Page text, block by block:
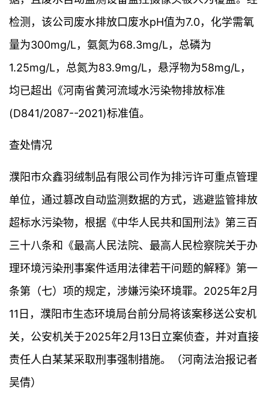
检测，该公司废水排放口废水pH值为7.0，化学需氧
量为300mg/L，氨氮为68.3mg/L，总磷为
1.25mg/L，总氮为83.9mg/L，悬浮物为58mg/L，
均已超出《河南省黄河流域水污染物排放标准
(D841/2087--2021)标准值。
查处情况
濮阳市众鑫羽绒制品有限公司作为排污许可重点管理
单位，通过篡改自动监测数据的方式，逃避监管排放
超标水污染物，根据《中华人民共和国刑法》第三百
三十八条和《最高人民法院、最高人民检察院关于办
理环境污染刑事案件适用法律若干问题的解释》第一
条第（七）项的规定，涉嫌污染环境罪。2025年2月
11日，濮阳市生态环境局台前分局将该案移送公安机
关，公安机关于2025年2月13日立案侦查，并对直接
责任人白某某采取刑事强制措施。（河南法治报记者
吴倩）